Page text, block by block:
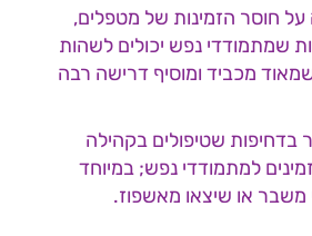
חוסר הזמינות של מטפלים,
שמתמודדי נפש יכולים לשהות
מכביד ומוסיף דרישה רבה
בדחיפות שטיפולים בקהילה
למתמודדי נפש; במיוחד
או שיצאו מאשפוז.